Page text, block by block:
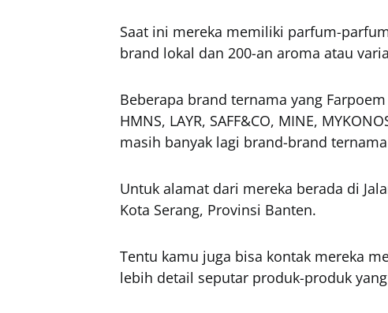
Saat ini mereka memiliki parfum-
brand lokal dan 200-an aroma atau
Beberapa brand ternama yang
HMNS, LAYR, SAFF&CO, MINE,
masih banyak lagi brand-brand
Untuk alamat dari mereka berada di
Kota Serang, Provinsi Banten.
Tentu kamu juga bisa kontak mereka
lebih detail seputar produk-produk